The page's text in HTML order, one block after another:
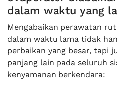
dalam waktu yang
Mengabaikan perawatan
dalam waktu lama tidak
perbaikan yang besar, tapi
panjang lain pada seluruh
kenyamanan berkendara: